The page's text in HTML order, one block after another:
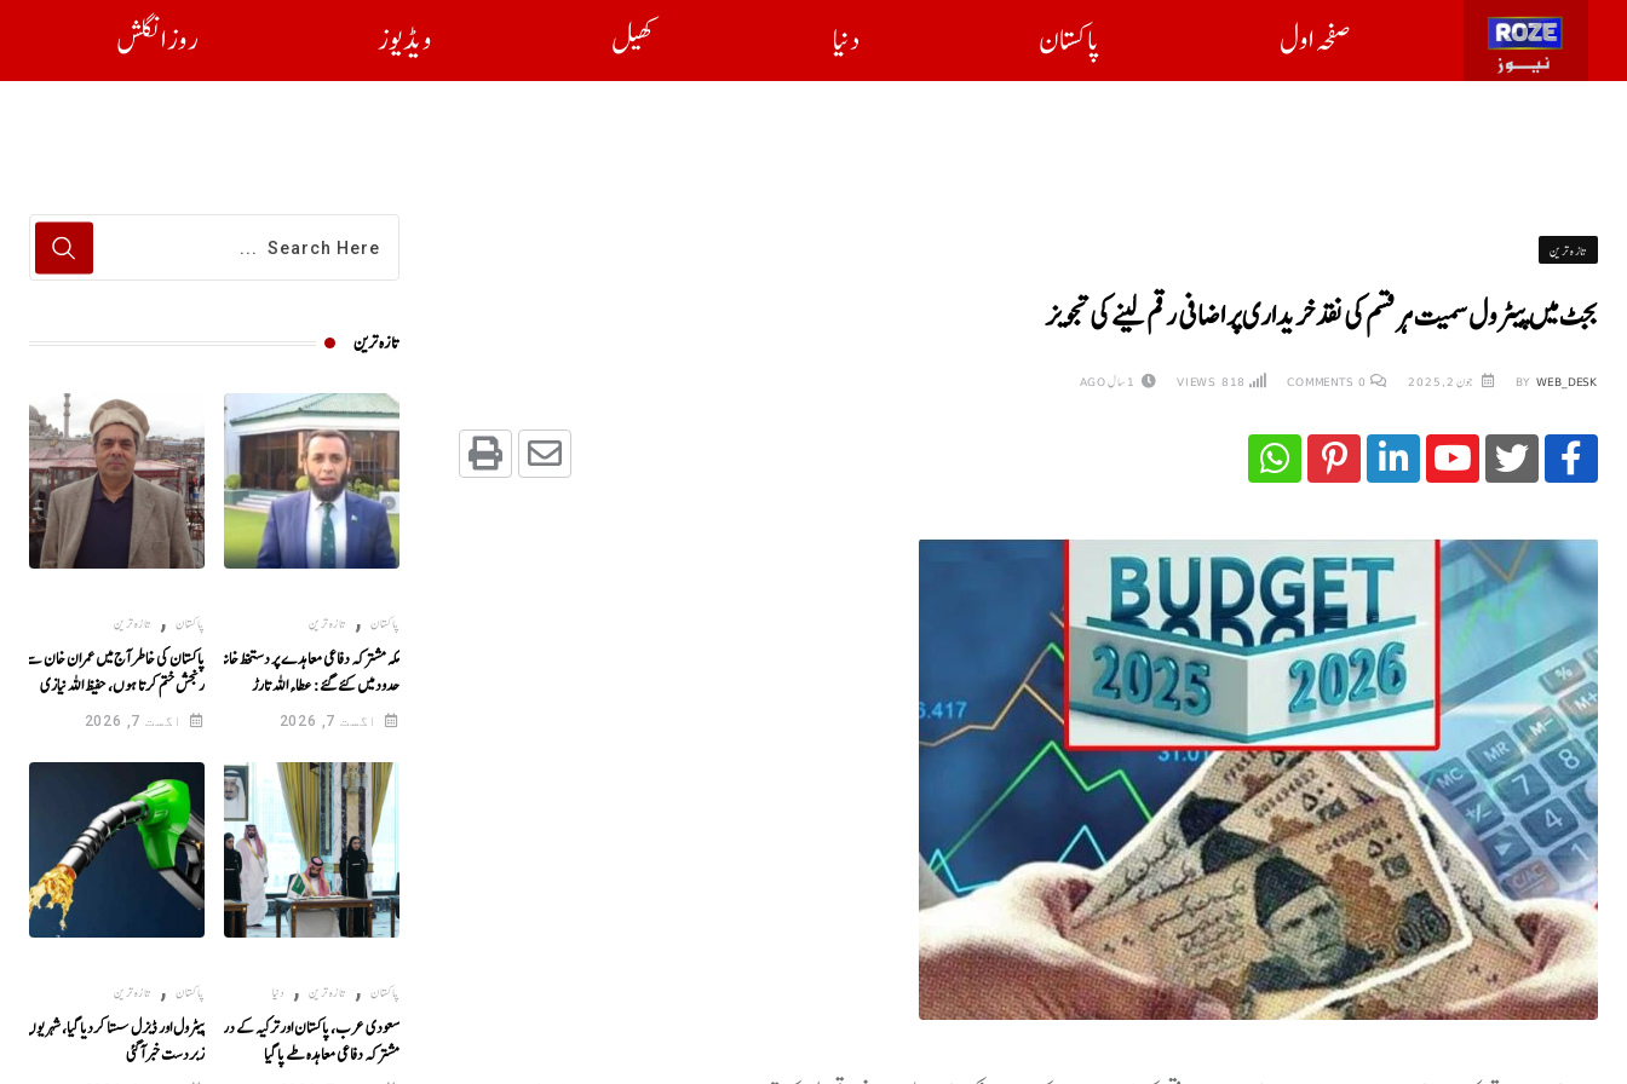
صفحہ اول پاکستان دنیا کھیل ویڈیوز روز انگلش
تازہ ترین
بجٹ میں پیٹرول سمیت ہر قسم کی نقد خریداری پر اضافی رقم لینے کی تجویز
BY WEB_DESK جون 2, 2025 0
COMMENTS
818 1 سال AGO
تازہ ترین
پاکستان , تازہ ترین
مکہ مشترکہ دفاعی معاہدے پر دستخظ خانہ کعبہ کی
حدود میں کئے گئے: عطاء اللہ تارڑ
اگست 7, 2026
پاکستان , تازہ ترین
پاکستان کی خاطر آج میں عمران خان سے اپنی
رنجش ختم کرتا ہوں، حفیظ اللہ نیازی
اگست 7, 2026
پاکستان , تازہ ترین, دنیا
سعودی عرب، پاکستان اور ترکیہ کے درمیان
مشترکہ دفاعی معاہدہ طے پا گیا
پاکستان , تازہ ترین
پیٹرول اور ڈیزل سستا کردیا گیا، شہریوں کیلئے
زبردست خبر آگئی